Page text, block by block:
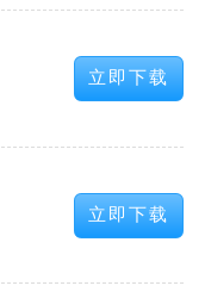
立即下载
立即下载